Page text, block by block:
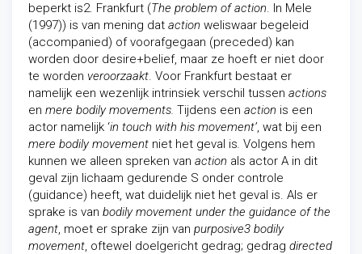
beperkt is2. Frankfurt (The problem of action. In Mele
(1997)) is van mening dat action weliswaar begeleid
(accompanied) of voorafgegaan (preceded) kan
worden door desire+belief, maar ze hoeft er niet door
te worden veroorzaakt. Voor Frankfurt bestaat er
namelijk een wezenlijk intrinsiek verschil tussen actions
en mere bodily movements. Tijdens een action is een
actor namelijk ‘in touch with his movement’, wat bij een
mere bodily movement niet het geval is. Volgens hem
kunnen we alleen spreken van action als actor A in dit
geval zijn lichaam gedurende S onder controle
(guidance) heeft, wat duidelijk niet het geval is. Als er
sprake is van bodily movement under the guidance of the
agent, moet er sprake zijn van purposive3 bodily
movement, oftewel doelgericht gedrag; gedrag directed